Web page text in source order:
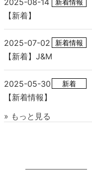
【新着】
2025-07-02 新着情報
【新着】J&M
2025-05-30 新着
【新着情報】
» もっと見る